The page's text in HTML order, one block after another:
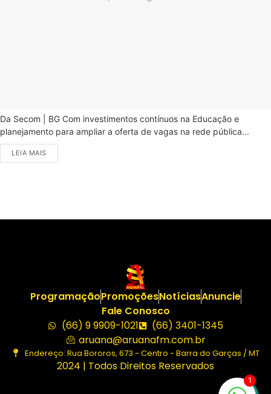
Da Secom | BG Com investimentos contínuos na Educação e
planejamento para ampliar a oferta de vagas na rede pública...
LEIA MAIS
ProgramaçãoPromoçõesNotíciasAnuncie
Fale Conosco
(66) 9 9909-1021
(66) 3401-1345
aruana@aruanafm.com.br
Endereço: Rua Bororos, 673 - Centro - Barra do Garças / MT
2024 | Todos Direitos Reservados
1